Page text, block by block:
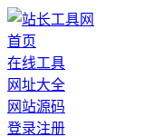
首页
在线工具
网址大全
网站源码
登录注册